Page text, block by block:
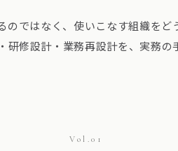
のではなく、使いこなす組織を
研修設計・業務再設計を、実務の
Vol.01